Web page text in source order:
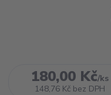
180,00 Kč/ks
148,76 Kč bez DPH